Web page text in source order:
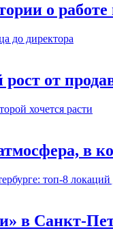
о
от
в
в Санкт-